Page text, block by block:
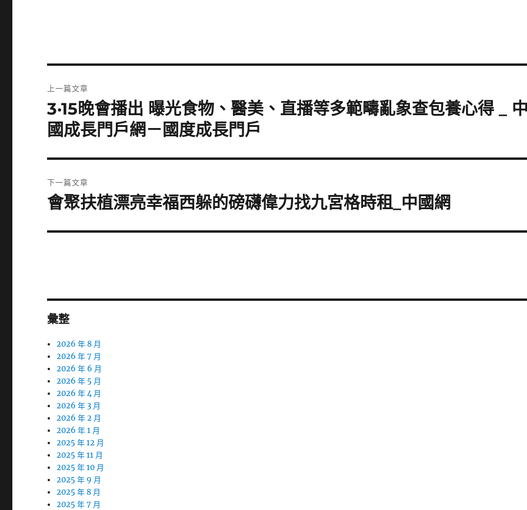
章
導
上一篇文章
上
一
篇
文
3·15晚會播出 曝光食物、醫美、直播等多範疇亂象查包養心得 _
國成長門戶網－國度成長門戶
下一篇文章
下
篇
會聚扶植漂亮幸福西躲的磅礴偉力找九宮格時租_中國網
彙整
2026 年 8 月
2026 年 7 月
2026 年 6 月
2026 年 5 月
2026 年 4 月
2026 年 3 月
2026 年 2 月
2026 年 1 月
2025 年 12 月
2025 年 11 月
2025 年 10 月
2025 年 9 月
2025 年 8 月
2025 年 7 月